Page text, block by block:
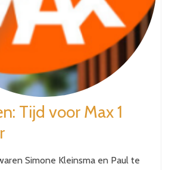
Tijd voor Max 1
Simone Kleinsma en Paul te